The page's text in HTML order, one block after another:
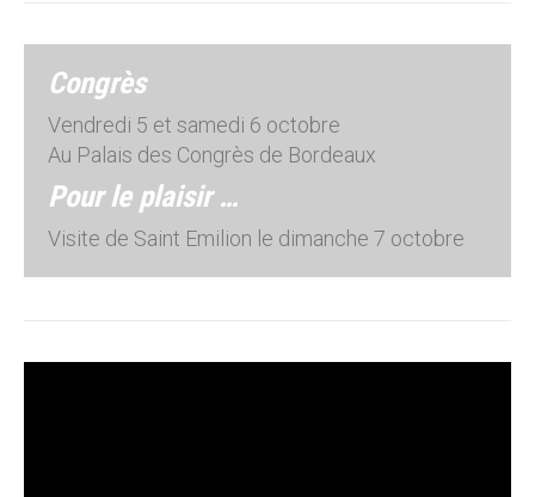
Congrès
Vendredi 5 et samedi 6 octobre
Au Palais des Congrès de Bordeaux
Pour le plaisir …
Visite de Saint Emilion le dimanche 7 octobre